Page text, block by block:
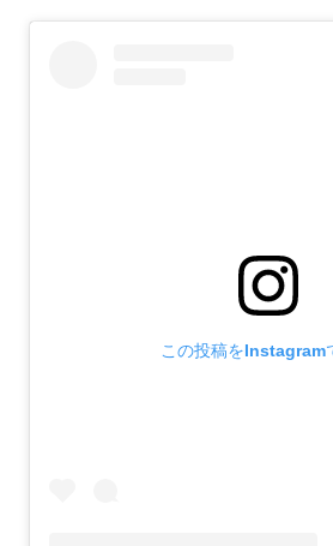
この投稿をInstagram